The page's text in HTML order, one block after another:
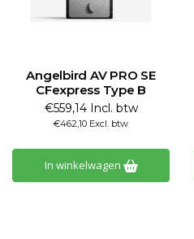
Angelbird AV PRO SE
CFexpress Type B
€559,14 Incl. btw
€462,10 Excl. btw
In winkelwagen